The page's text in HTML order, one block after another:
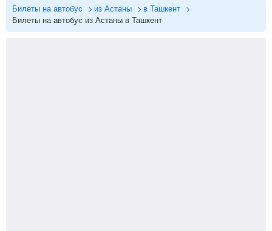
Билеты на автобус из Астаны
в Ташкент
Билеты на автобус из Астаны в Ташкент